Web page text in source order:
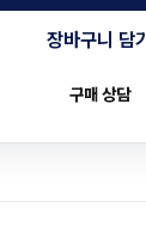
장바구니 담기
구매 상담